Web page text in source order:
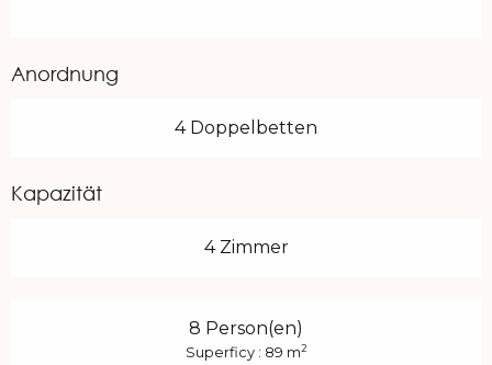
Anordnung
4 Doppelbetten
Kapazität
4 Zimmer
8 Person(en)
Superficy : 89 m2